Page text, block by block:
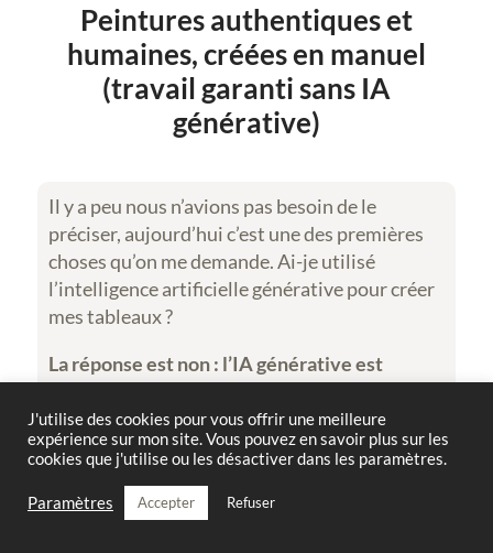
Peintures authentiques et
humaines, créées en manuel
(travail garanti sans IA
générative)
Il y a peu nous n’avions pas besoin de le
préciser, aujourd’hui c’est une des premières
choses qu’on me demande. Ai-je utilisé
l’intelligence artificielle générative pour créer
mes tableaux ?
La réponse est non : l’IA générative est
totalement exclue de mon processus créatif,
je refuse de l’utiliser afin de préserver ma
créativité et l’authenticité de mes œuvres. Je
trace chaque forme avec mes petite mains
humaines, puis je les colore une à une, et enfin
j’en aligne les sommets, toujours
J'utilise des cookies pour vous offrir une meilleure
expérience sur mon site. Vous pouvez en savoir plus sur les
cookies que j'utilise ou les désactiver dans les paramètres.
Paramètres Accepter Refuser